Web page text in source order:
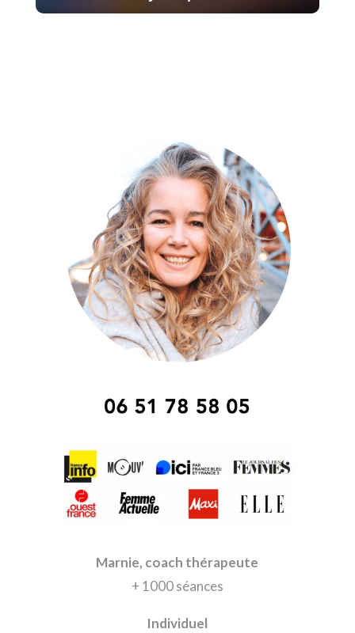
Marnie, coach thérapeute
+ 1000 séances
Individuel